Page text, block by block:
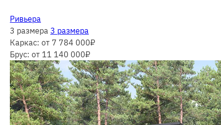
Ривьера
3 размера 3 размера
Каркас: от 7 784 000₽
Брус: от 11 140 000₽